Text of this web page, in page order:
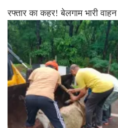
रफ्तार का कहर! बेलगाम भारी वाहन